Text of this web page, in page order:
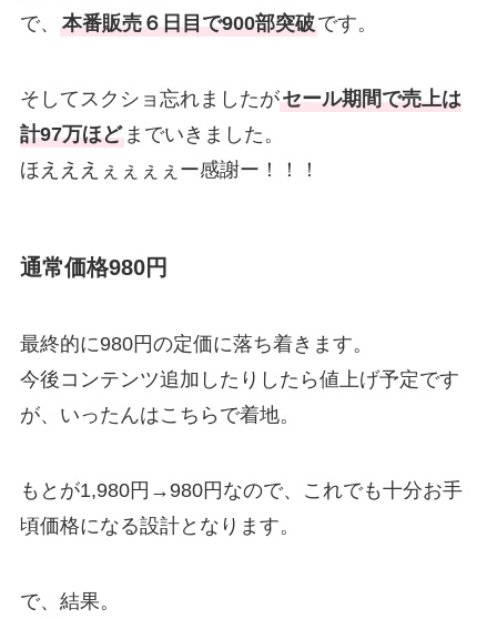
で、 本番販売６日目で900部突破です。
そしてスクショ忘れましたがセール期間で売上は
計97万ほどまでいきました。
ほえええぇぇぇぇー感謝ー！！！
通常価格980円
最終的に980円の定価に落ち着きます。
今後コンテンツ追加したりしたら値上げ予定です
が、いったんはこちらで着地。
もとが1,980円→980円なので、これでも十分お手
頃価格になる設計となります。
で、結果。